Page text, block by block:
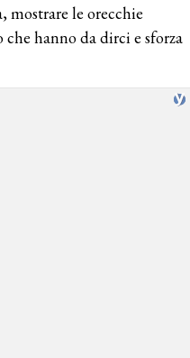
mostrare le orecchie
hanno da dirci e sforza